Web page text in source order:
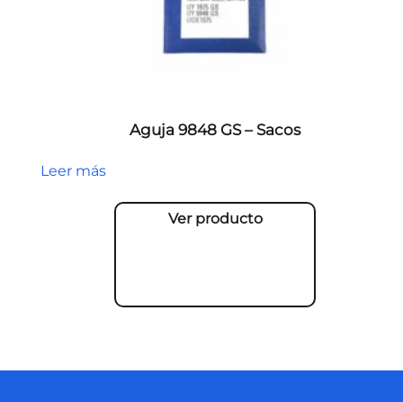
Aguja 9848 GS – Sacos
Leer más
Ver producto